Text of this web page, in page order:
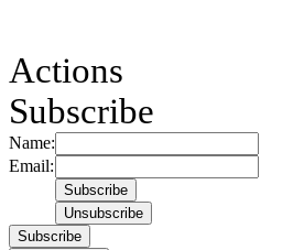
Actions
Subscribe
Name:
Email:
Subscribe